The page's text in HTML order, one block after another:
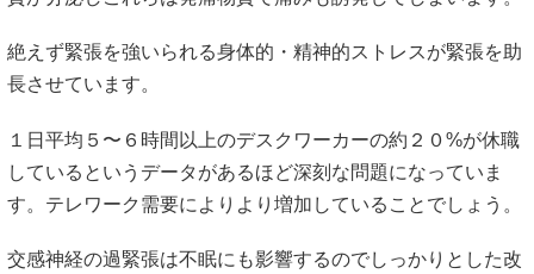
絶えず緊張を強いられる身体的・精神的ストレスが緊張を助
長させています。
１日平均５〜６時間以上のデスクワーカーの約２０%が休職
しているというデータがあるほど深刻な問題になっていま
す。テレワーク需要によりより増加していることでしょう。
交感神経の過緊張は不眠にも影響するのでしっかりとした改